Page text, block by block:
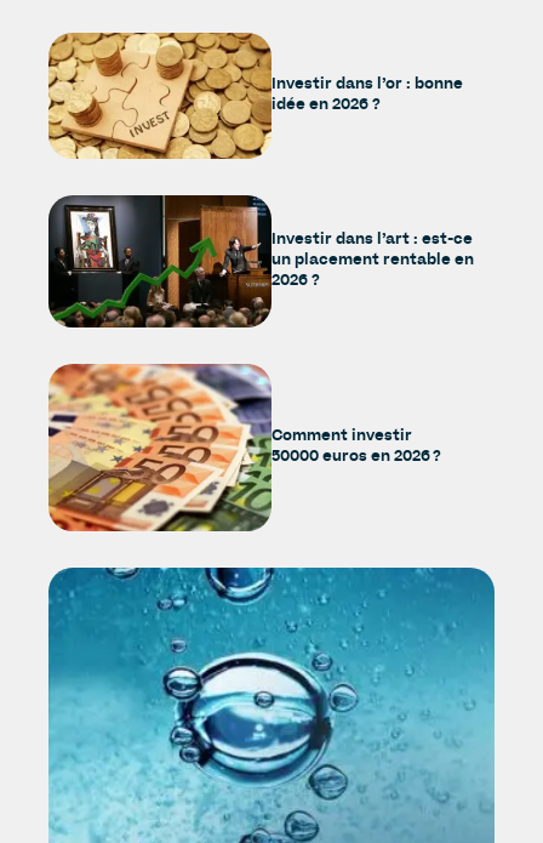
Investir dans l’or : bonne
idée en 2026 ?
Investir dans l’art : est-ce
un placement rentable en
2026 ?
Comment investir
50000 euros en 2026 ?